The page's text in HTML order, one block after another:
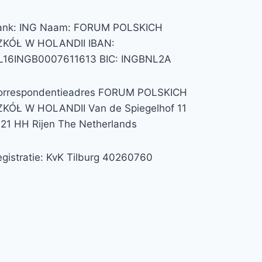
ING Naam: FORUM POLSKICH
W HOLANDII IBAN:
BIC: INGBNL2A
FORUM POLSKICH
W HOLANDII Van de Spiegelhof 11
HH Rijen The Netherlands
KvK Tilburg 40260760